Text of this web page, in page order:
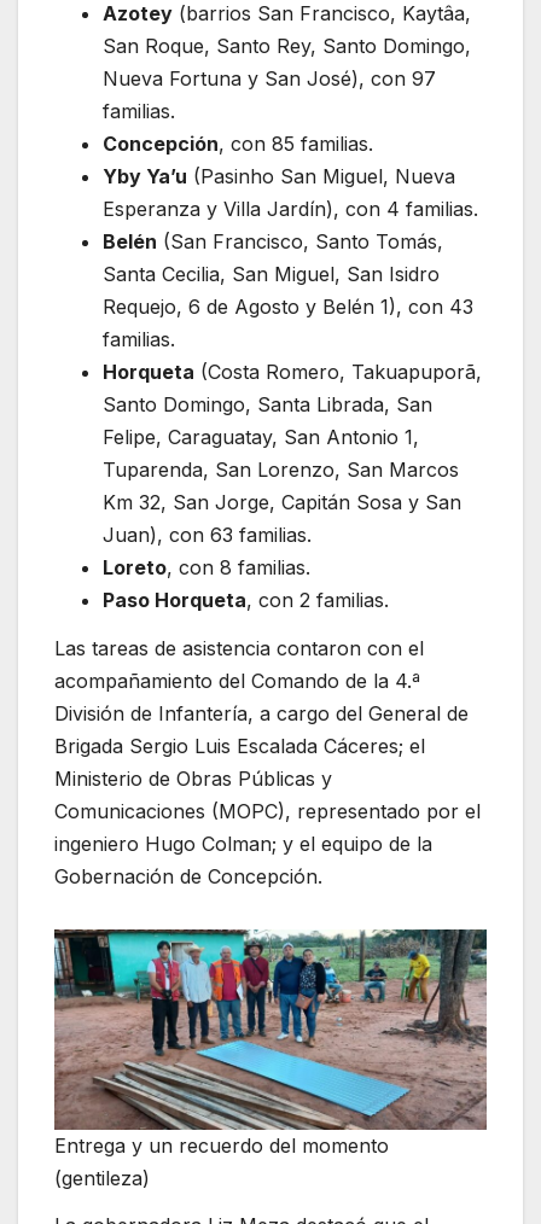
Azotey (barrios San Francisco, Kaytâa,
San Roque, Santo Rey, Santo Domingo,
Nueva Fortuna y San José), con 97
familias.
Concepción, con 85 familias.
Yby Ya’u (Pasinho San Miguel, Nueva
Esperanza y Villa Jardín), con 4 familias.
Belén (San Francisco, Santo Tomás,
Santa Cecilia, San Miguel, San Isidro
Requejo, 6 de Agosto y Belén 1), con 43
familias.
Horqueta (Costa Romero, Takuapuporã,
Santo Domingo, Santa Librada, San
Felipe, Caraguatay, San Antonio 1,
Tuparenda, San Lorenzo, San Marcos
Km 32, San Jorge, Capitán Sosa y San
Juan), con 63 familias.
Loreto, con 8 familias.
Paso Horqueta, con 2 familias.
Las tareas de asistencia contaron con el
acompañamiento del Comando de la 4.ª
División de Infantería, a cargo del General de
Brigada Sergio Luis Escalada Cáceres; el
Ministerio de Obras Públicas y
Comunicaciones (MOPC), representado por el
ingeniero Hugo Colman; y el equipo de la
Gobernación de Concepción.
Entrega y un recuerdo del momento
(gentileza)